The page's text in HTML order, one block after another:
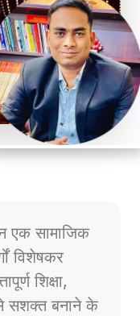
एक सामाजिक
विशेषकर
शिक्षा,
सशक्त बनाने के